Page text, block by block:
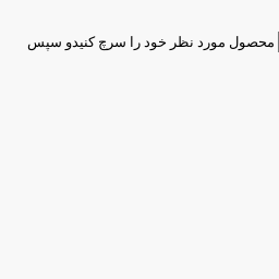
محصول مورد نظر خود را سرچ کنیدو سپس